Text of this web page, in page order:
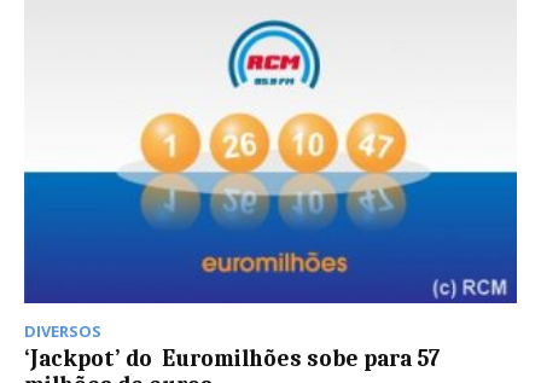
DIVERSOS
‘Jackpot’ do Euromilhões sobe para 57